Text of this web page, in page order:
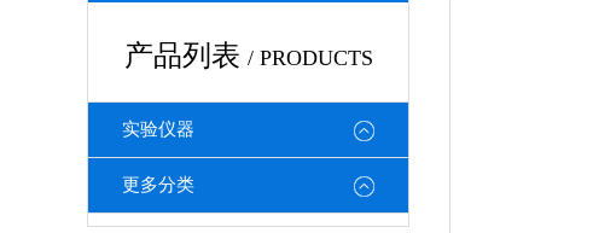
产品列表 / PRODUCTS
实验仪器
更多分类